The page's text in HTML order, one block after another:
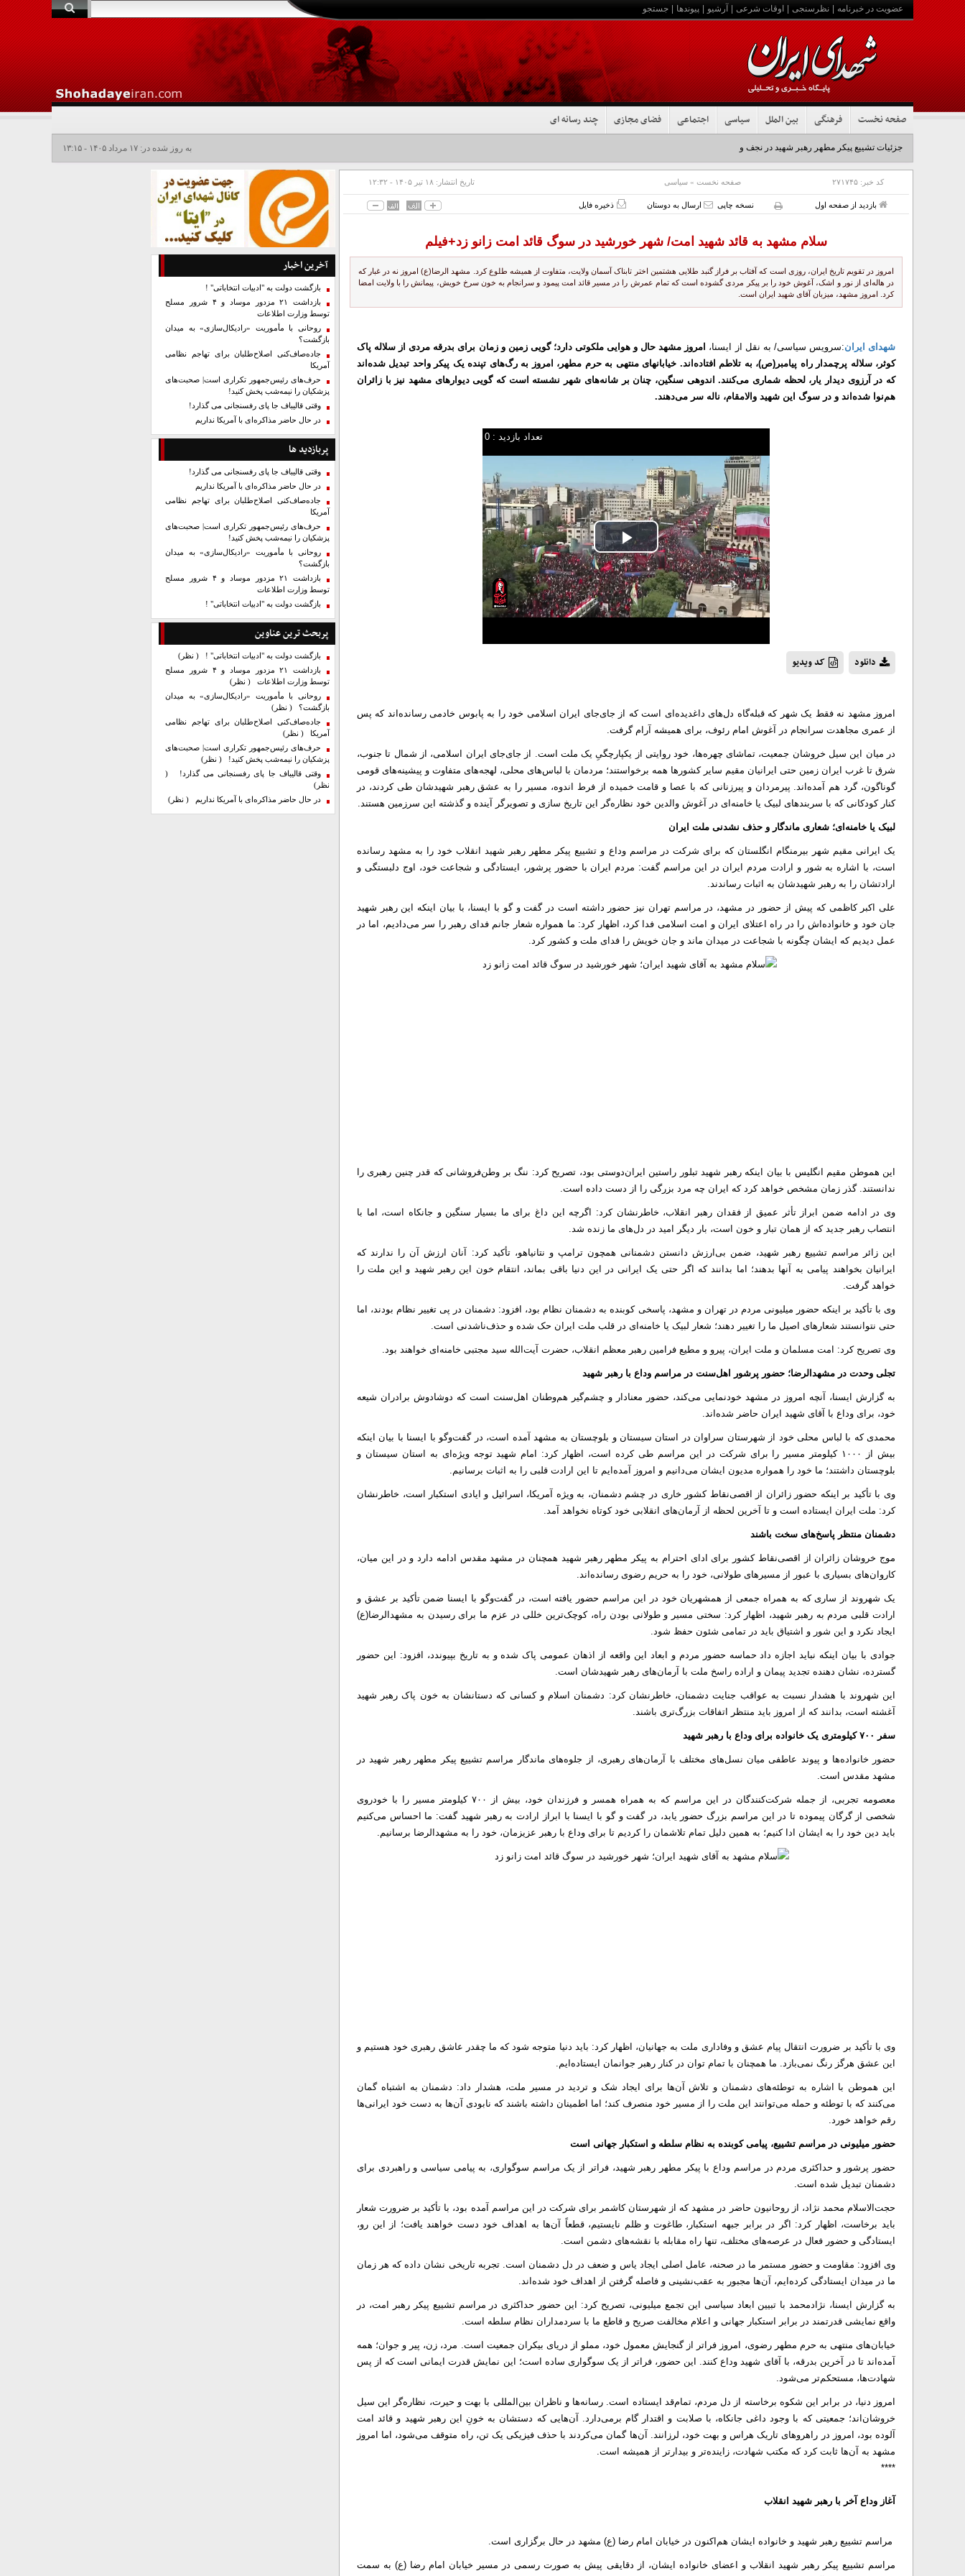
عضویت در خبرنامه نظرسنجی اوقات شرعی آرشیو پیوندها جستجو
صفحه نخست فرهنگی بین الملل سیاسی اجتماعی فضای مجازی چند رسانه ای
جزئیات تشییع پیکر مطهر رهبر شهید در نجف و کربلا به روز شده در: ۱۷ مرداد ۱۴۰۵ - ۱۳:۱۵
کد خبر: ۲۷۱۷۴۵ صفحه نخست »سیاسی تاریخ انتشار: ۱۸ تير ۱۴۰۵ - ۱۲:۳۲
بازدید از صفحه اول نسخه چاپی ارسال به دوستان ذخیره فایل
سلام مشهد به قائد شهید امت/ شهر خورشید در سوگ قائد امت زانو زد+فیلم
امروز در تقویم تاریخ ایران، روزی است که آفتاب بر فراز گنبد طلایی هشتمین اختر تابناک آسمان ولایت، متفاوت از همیشه طلوع کرد. مشهد الرضا(ع) امروز نه در غبار که
در هاله‌ای از نور و اشک، آغوش خود را بر پیکر مردی گشوده است که تمام عمرش را در مسیر قائد امت پیمود و سرانجام به خون سرخ خویش، پیمانش را با ولایت امضا
کرد. امروز مشهد، میزبان آقای شهید ایران است.
شهدای ایران:سرویس سیاسی/ به نقل از ایسنا، امروز مشهد حال و هوایی ملکوتی دارد؛ گویی زمین و زمان برای بدرقه‌ مردی از سلاله پاک
کوثر، سلاله‌ پرچمدار راه پیامبر(ص)، به تلاطم افتاده‌اند. خیابانهای منتهی به حرم مطهر، امروز به رگ‌های تپنده‌ یک پیکر واحد تبدیل شده‌اند
که در آرزوی دیدار یار، لحظه‌ شماری می‌کنند. اندوهی سنگین، چنان بر شانه‌های شهر نشسته است که گویی دیوارهای مشهد نیز با زائران
هم‌نوا شده‌اند و در سوگ این شهید والامقام، ناله سر می‌دهند.
Play
Video
تعداد بازدید : 0
کد ویدیو دانلود
امروز مشهد نه فقط یک شهر که قبله‌گاه دل‌های داغدیده‌ای است که از جای‌جای ایران اسلامی خود را به پابوس خادمی رسانده‌اند که پس
از عمری مجاهدت سرانجام در آغوش امام رئوف، برای همیشه آرام گرفت.
در میان این سیل خروشان جمعیت، تماشای چهره‌ها، خود روایتی از یکپارچگیِ یک ملت است. از جای‌جای ایران اسلامی، از شمال تا جنوب،
شرق تا غرب ایران زمین حتی ایرانیان مقیم سایر کشورها همه برخواستند؛ مردمان با لباس‌های محلی، لهجه‌های متفاوت و پیشینه‌های قومی
گوناگون، گرد هم آمده‌اند. پیرمردان و پیرزنانی که با عصا و قامت خمیده از فرط اندوه، مسیر را به عشق رهبر شهیدشان طی کردند، در
کنار کودکانی که با سربندهای لبیک یا خامنه‌ای در آغوش والدین خود نظاره‌گر این تاریخ‌ سازی‌ و تصویرگر آینده و گذشته‌ این سرزمین هستند.
لبیک یا خامنه‌ای؛ شعاری ماندگار و حذف‌ نشدنی ملت ایران
یک ایرانی مقیم شهر بیرمنگام انگلستان که برای شرکت در مراسم وداع و تشییع پیکر مطهر رهبر شهید انقلاب خود را به مشهد رسانده
است، با اشاره به شور و ارادت مردم ایران در این مراسم گفت: مردم ایران با حضور پرشور، ایستادگی و شجاعت خود، اوج دلبستگی و
ارادتشان را به رهبر شهیدشان به اثبات رساندند.
علی اکبر کاظمی که پیش از حضور در مشهد، در مراسم تهران نیز حضور داشته است در گفت و گو با ایسنا، با بیان اینکه این رهبر شهید
جان خود و خانواده‌اش را در راه اعتلای ایران و امت اسلامی فدا کرد، اظهار کرد: ما همواره شعار جانم فدای رهبر را سر می‌دادیم، اما در
عمل دیدیم که ایشان چگونه با شجاعت در میدان ماند و جان خویش را فدای ملت و کشور کرد.
این هموطن مقیم انگلیس با بیان اینکه رهبر شهید تبلور راستین ایران‌دوستی بود، تصریح کرد: ننگ بر وطن‌فروشانی که قدر چنین رهبری را
ندانستند. گذر زمان مشخص خواهد کرد که ایران چه مرد بزرگی را از دست داده است.
وی در ادامه ضمن ابراز تأثر عمیق از فقدان رهبر انقلاب، خاطرنشان کرد: اگرچه این داغ برای ما بسیار سنگین و جانکاه است، اما با
انتصاب رهبر جدید که از همان تبار و خون است، بار دیگر امید در دل‌های ما زنده شد.
این زائر مراسم تشییع رهبر شهید، ضمن بی‌ارزش دانستن دشمنانی همچون ترامپ و نتانیاهو، تأکید کرد: آنان ارزش آن را ندارند که
ایرانیان بخواهند پیامی به آنها بدهند؛ اما بدانند که اگر حتی یک ایرانی در این دنیا باقی بماند، انتقام خون این رهبر شهید و این ملت را
خواهد گرفت.
وی با تأکید بر اینکه حضور میلیونی مردم در تهران و مشهد، پاسخی کوبنده به دشمنان نظام بود، افزود: دشمنان در پی تغییر نظام بودند، اما
حتی نتوانستند شعارهای اصیل ما را تغییر دهند؛ شعار لبیک یا خامنه‌ای در قلب ملت ایران حک شده و حذف‌ناشدنی است.
وی تصریح کرد: امت مسلمان و ملت ایران، پیرو و مطیع فرامین رهبر معظم انقلاب، حضرت آیت‌الله سید مجتبی خامنه‌ای خواهند بود.
تجلی وحدت در مشهدالرضا؛ حضور پرشور اهل‌سنت در مراسم وداع با رهبر شهید
به گزارش ایسنا، آنچه امروز در مشهد خودنمایی می‌کند، حضور معنادار و چشم‌گیر هم‌وطنان اهل‌سنت است که دوشادوش برادران شیعه
خود، برای وداع با آقای شهید ایران حاضر شده‌اند.
محمدی که با لباس محلی خود از شهرستان سراوان در استان سیستان و بلوچستان به مشهد آمده است، در گفت‌وگو با ایسنا با بیان اینکه
بیش از ۱۰۰۰ کیلومتر مسیر را برای شرکت در این مراسم طی کرده است، اظهار کرد: امام شهید توجه ویژه‌ای به استان سیستان و
بلوچستان داشتند؛ ما خود را همواره مدیون ایشان می‌دانیم و امروز آمده‌ایم تا این ارادت قلبی را به اثبات برسانیم.
وی با تأکید بر اینکه حضور زائران از اقصی‌نقاط کشور خاری در چشم دشمنان، به‌ ویژه آمریکا، اسرائیل و ایادی استکبار است، خاطرنشان
کرد: ملت ایران ایستاده است و تا آخرین لحظه از آرمان‌های انقلابی خود کوتاه نخواهد آمد.
دشمنان منتظر پاسخ‌های سخت باشند
موج خروشان زائران از اقصی‌نقاط کشور برای ادای احترام به پیکر مطهر رهبر شهید همچنان در مشهد مقدس ادامه دارد و در این میان،
کاروان‌های بسیاری با عبور از مسیرهای طولانی، خود را به حریم رضوی رسانده‌اند.
یک شهروند از ساری که به همراه جمعی از همشهریان خود در این مراسم حضور یافته است، در گفت‌وگو با ایسنا ضمن تأکید بر عشق و
ارادت قلبی مردم به رهبر شهید، اظهار کرد: سختی مسیر و طولانی بودن راه، کوچک‌ترین خللی در عزم ما برای رسیدن به مشهدالرضا(ع)
ایجاد نکرد و این شور و اشتیاق باید در تمامی شئون حفظ شود.
جوادی با بیان اینکه نباید اجازه داد حماسه‌ حضور مردم و ابعاد این واقعه از اذهان عمومی پاک شده و به تاریخ بپیوندد، افزود: این حضور
گسترده، نشان ‌دهنده‌ تجدید پیمان و اراده‌ راسخ ملت با آرمان‌های رهبر شهیدشان است.
این شهروند با هشدار نسبت به عواقب جنایت دشمنان، خاطرنشان کرد: دشمنان اسلام و کسانی که دستانشان به خون پاک رهبر شهید
آغشته است، بدانند که از امروز باید منتظر اتفاقات بزرگ‌تری باشند.
سفر ۷۰۰ کیلومتری یک خانواده برای وداع با رهبر شهید
حضور خانواده‌ها و پیوند عاطفی میان نسل‌های مختلف با آرمان‌های رهبری، از جلوه‌های ماندگار مراسم تشییع پیکر مطهر رهبر شهید در
مشهد مقدس است.
معصومه تجربی، از جمله شرکت‌کنندگان در این مراسم که به همراه همسر و فرزندان خود، بیش از ۷۰۰ کیلومتر مسیر را با خودروی
شخصی از گرگان پیموده تا در این مراسم بزرگ حضور یابد، در گفت و گو با ایسنا با ابراز ارادت به رهبر شهید گفت: ما احساس می‌کنیم
باید دین خود را به ایشان ادا کنیم؛ به همین دلیل تمام تلاشمان را کردیم تا برای وداع با رهبر عزیزمان، خود را به مشهدالرضا برسانیم.
وی با تأکید بر ضرورت انتقال پیام عشق و وفاداری ملت به جهانیان، اظهار کرد: باید دنیا متوجه شود که ما چقدر عاشق رهبری خود هستیم و
این عشق هرگز رنگ نمی‌بازد. ما همچنان با تمام توان در کنار رهبر جوانمان ایستاده‌ایم.
این هموطن با اشاره به توطئه‌های دشمنان و تلاش آن‌ها برای ایجاد شک و تردید در مسیر ملت، هشدار داد: دشمنان به اشتباه گمان
می‌کنند که با توطئه و حمله می‌توانند این ملت را از مسیر خود منصرف کند؛ اما اطمینان داشته باشند که نابودی آن‌ها به دست خود ایرانی‌ها
رقم خواهد خورد.
حضور میلیونی در مراسم تشییع، پیامی کوبنده به نظام سلطه و استکبار جهانی است
حضور پرشور و حداکثری مردم در مراسم وداع با پیکر مطهر رهبر شهید، فراتر از یک مراسم سوگواری، به پیامی سیاسی و راهبردی برای
دشمنان تبدیل شده است.
حجت‌الاسلام محمد نژاد، از روحانیون حاضر در مشهد که از شهرستان کاشمر برای شرکت در این مراسم آمده بود، با تأکید بر ضرورت شعار
باید برخاست، اظهار کرد: اگر در برابر جبهه استکبار، طاغوت و ظلم نایستیم، قطعاً آن‌ها به اهداف خود دست خواهند یافت؛ از این رو،
ایستادگی و حضور فعال در عرصه‌های مختلف، تنها راه مقابله با نقشه‌های دشمن است.
وی افزود: مقاومت و حضور مستمر ما در صحنه، عامل اصلی ایجاد یاس و ضعف در دل دشمنان است. تجربه تاریخی نشان داده که هر زمان
ما در میدان ایستادگی کرده‌ایم، آن‌ها مجبور به عقب‌نشینی و فاصله گرفتن از اهداف خود شده‌اند.
به گزارش ایسنا، نژادمحمد با تبیین ابعاد سیاسی این تجمع میلیونی، تصریح کرد: این حضور حداکثری در مراسم تشییع پیکر رهبر امت، در
واقع نمایشی قدرتمند در برابر استکبار جهانی و اعلام مخالفت صریح و قاطع ما با سردمداران نظام سلطه است.
خیابان‌های منتهی به حرم مطهر رضوی، امروز فراتر از گنجایش معمول خود، مملو از دریای بیکران جمعیت است. مرد، زن، پیر و جوان؛ همه
آمده‌اند تا در آخرین بدرقه، با آقای شهید وداع کنند. این حضور، فراتر از یک سوگواری ساده است؛ این نمایش قدرت ایمانی است که از پس
شهادت‌ها، مستحکم‌تر می‌شود.
امروز دنیا، در برابر این شکوه برخاسته از دل مردم، تمام‌قد ایستاده است. رسانه‌ها و ناظران بین‌المللی با بهت و حیرت، نظاره‌گر این سیل
خروشان‌اند؛ جمعیتی که با وجود داغی جانکاه، با صلابت و اقتدار گام برمی‌دارد. آن‌هایی که دستشان به خونِ این رهبر شهید و قائد امت
آلوده بود، امروز در راهروهای تاریک هراس و بهت خود، لرزانند. آن‌ها گمان می‌کردند با حذف فیزیکی یک تن، راه متوقف می‌شود، اما امروز
مشهد به آن‌ها ثابت کرد که مکتب شهادت، زاینده‌تر و بیدارتر از همیشه است.
****
آغاز وداع آخر با رهبر شهید انقلاب
مراسم تشییع رهبر شهید و خانواده ایشان هم‌اکنون در خیابان امام رضا (ع) مشهد در حال برگزاری است.
مراسم تشییع پیکر رهبر شهید انقلاب و اعضای خانواده ایشان، از دقایقی پیش به صورت رسمی در مسیر خیابان امام رضا (ع) به سمت
آخرین اخبار
بازگشت دولت به "ادبیات انتخاباتی" !
بازداشت ۲۱ مزدور موساد و ۴ شرور مسلح
توسط وزارت اطلاعات
روحانی با مأموریت «رادیکال‌سازی» به میدان
بازگشت؟
جاده‌صاف‌کنی اصلاح‌طلبان برای تهاجم نظامی
آمریکا
حرف‌های رئیس‌جمهور تکراری است| صحبت‌های
پزشکیان را نیمه‌شب پخش کنید!
وقتی قالیباف جا پای رفسنجانی می گذارد!
در حال حاضر مذاکره‌ای با آمریکا نداریم
پربازدید ها
وقتی قالیباف جا پای رفسنجانی می گذارد!
در حال حاضر مذاکره‌ای با آمریکا نداریم
جاده‌صاف‌کنی اصلاح‌طلبان برای تهاجم نظامی
آمریکا
حرف‌های رئیس‌جمهور تکراری است| صحبت‌های
پزشکیان را نیمه‌شب پخش کنید!
روحانی با مأموریت «رادیکال‌سازی» به میدان
بازگشت؟
بازداشت ۲۱ مزدور موساد و ۴ شرور مسلح
توسط وزارت اطلاعات
بازگشت دولت به "ادبیات انتخاباتی" !
پربحث ترین عناوین
بازگشت دولت به "ادبیات انتخاباتی" ! ( نظر)
بازداشت ۲۱ مزدور موساد و ۴ شرور مسلح
توسط وزارت اطلاعات ( نظر)
روحانی با مأموریت «رادیکال‌سازی» به میدان
بازگشت؟ ( نظر)
جاده‌صاف‌کنی اصلاح‌طلبان برای تهاجم نظامی
آمریکا ( نظر)
حرف‌های رئیس‌جمهور تکراری است| صحبت‌های
پزشکیان را نیمه‌شب پخش کنید! ( نظر)
وقتی قالیباف جا پای رفسنجانی می گذارد! (
نظر)
در حال حاضر مذاکره‌ای با آمریکا نداریم ( نظر)